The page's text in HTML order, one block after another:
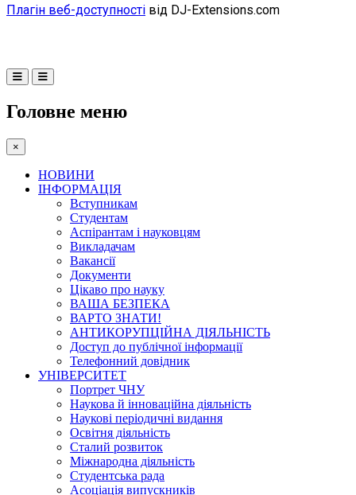
Плагін веб-доступності від DJ-Extensions.com
Головне меню
×
НОВИНИ
ІНФОРМАЦІЯ
Вступникам
Студентам
Аспірантам і науковцям
Викладачам
Вакансії
Документи
Цікаво про науку
ВАША БЕЗПЕКА
ВАРТО ЗНАТИ!
АНТИКОРУПЦІЙНА ДІЯЛЬНІСТЬ
Доступ до публічної інформації
Телефонний довідник
УНІВЕРСИТЕТ
Портрет ЧНУ
Наукова й інноваційна діяльність
Наукові періодичні видання
Освітня діяльність
Сталий розвиток
Міжнародна діяльність
Студентська рада
Асоціація випускників